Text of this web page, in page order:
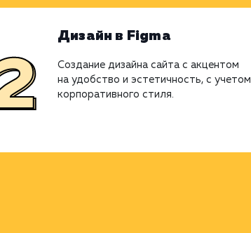
Дизайн в Figma
Создание дизайна сайта с акцентом
на удобство и эстетичность, с учетом
корпоративного стиля.